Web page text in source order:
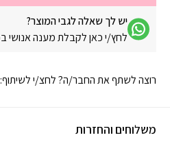
יש לך שאלה לגבי המוצר?
לחץ/י כאן לקבלת מענה אנושי בwhatsapp
משלוחים והחזרות
רוצה לשתף את החבר/ה? לחצ/י לשיתוף: